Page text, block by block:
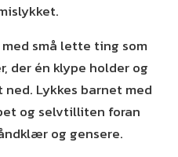
små lette ting som
der én klype holder og
Lykkes barnet med
og selvtilliten foran
og gensere.